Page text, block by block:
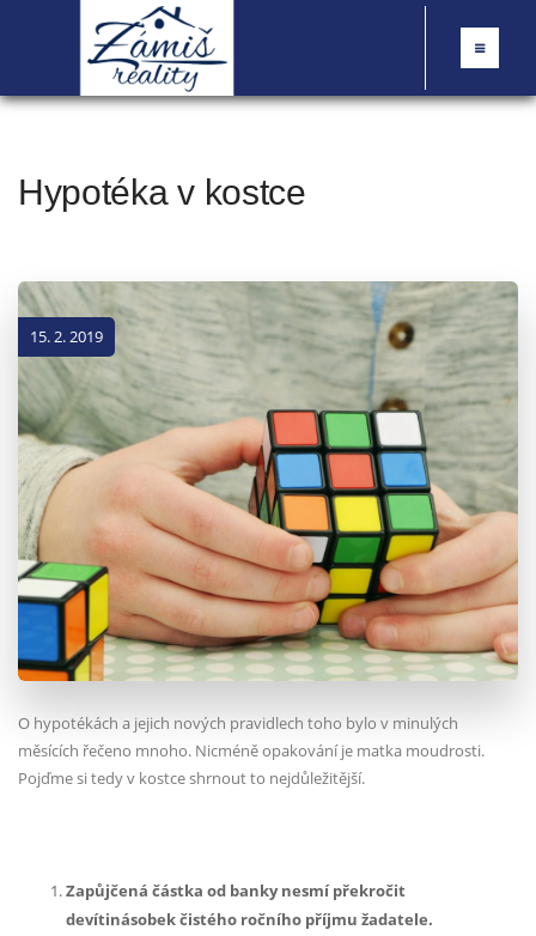
Hypotéka v kostce
15. 2. 2019
O hypotékách a jejich nových pravidlech toho bylo v minulých
měsících řečeno mnoho. Nicméně opakování je matka moudrosti.
Pojďme si tedy v kostce shrnout to nejdůležitější.
Zapůjčená částka od banky nesmí překročit
devítinásobek čistého ročního příjmu žadatele.